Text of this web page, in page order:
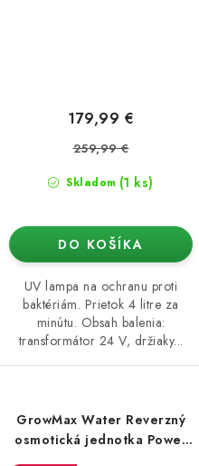
Skladom (1 ks)
179,99 €
259,99 €
DO KOŠÍKA
UV lampa na ochranu proti
baktériám. Prietok 4 litre za
minútu. Obsah balenia:
transformátor 24 V, držiaky...
GrowMax Water Reverzný
osmotická jednotka Power